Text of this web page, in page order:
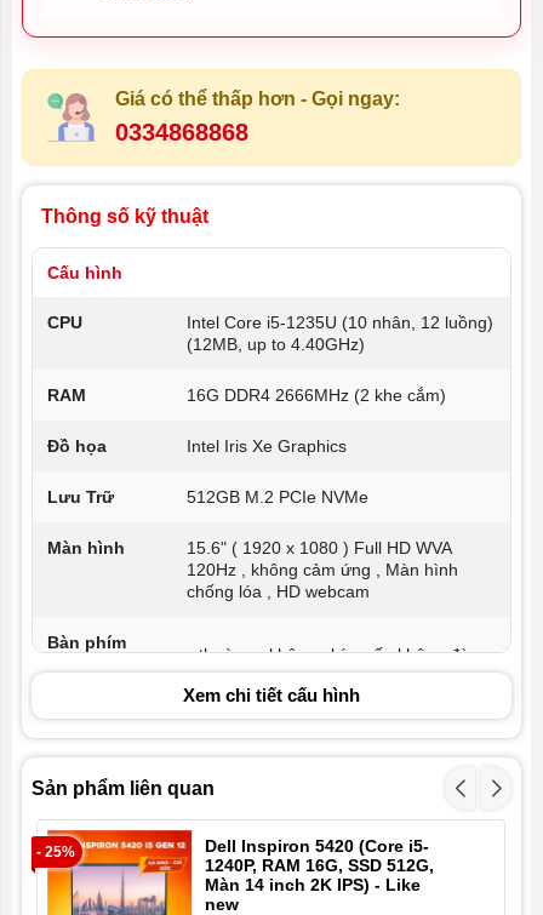
Giá có thể thấp hơn - Gọi ngay:
0334868868
Thông số kỹ thuật
Cấu hình
CPU
Intel Core i5-1235U (10 nhân, 12 luồng)
(12MB, up to 4.40GHz)
RAM 16G DDR4 2666MHz (2 khe cắm)
Đồ họa Intel Iris Xe Graphics
Lưu Trữ 512GB M.2 PCIe NVMe
Màn hình
15.6" ( 1920 x 1080 ) Full HD WVA
120Hz , không cảm ứng , Màn hình
chống lóa , HD webcam
Bàn phím
thường , không phím số , không đèn
Wifi WiFi 802.11ac , Bluetooth 5.0
x SD card slot , Audio combo , LAN 1
Trọng lượng 1.66 kg
Xem chi tiết cấu hình
Sản phẩm liên quan
- 25%
Dell Inspiron 5420 (Core i5-
1240P, RAM 16G, SSD 512G,
Màn 14 inch 2K IPS) - Like
new